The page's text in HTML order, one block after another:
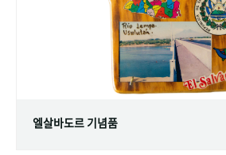
엘살바도르 기념품